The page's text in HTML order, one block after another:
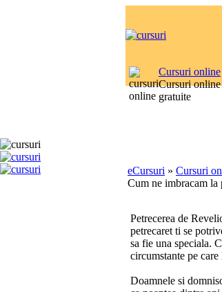
Cursuri online
Cursuri online
gratuite
eCursuri » Cursuri
Cum ne imbracam la
Petrecerea de
petrecaret ti se
sa fie una speciala.
circumstante pe
Doamnele si